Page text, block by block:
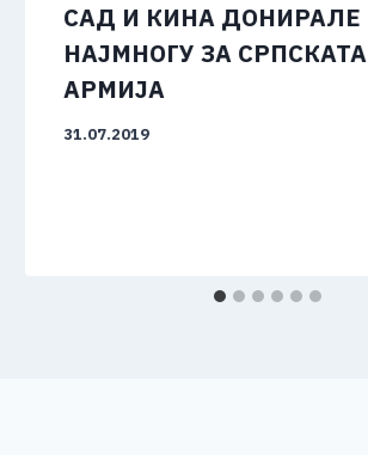
САД И КИНА ДОНИРАЛЕ
НАЈМНОГУ ЗА СРПСКАТА
АРМИЈА
31.07.2019